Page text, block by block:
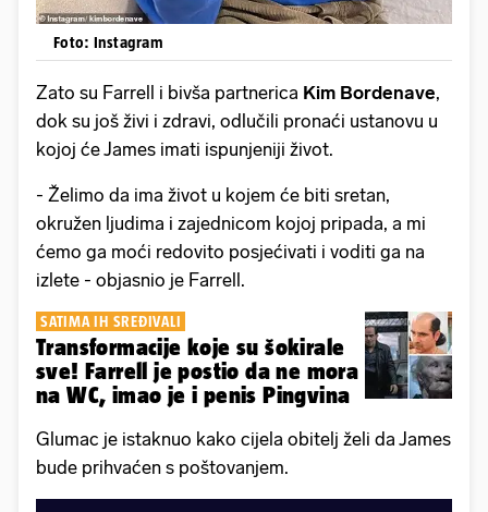
Foto: Instagram
Zato su Farrell i bivša partnerica Kim Bordenave,
dok su još živi i zdravi, odlučili pronaći ustanovu u
kojoj će James imati ispunjeniji život.
- Želimo da ima život u kojem će biti sretan,
okružen ljudima i zajednicom kojoj pripada, a mi
ćemo ga moći redovito posjećivati i voditi ga na
izlete - objasnio je Farrell.
SATIMA IH SREĐIVALI
Transformacije koje su šokirale
sve! Farrell je postio da ne mora
na WC, imao je i penis Pingvina
Glumac je istaknuo kako cijela obitelj želi da James
bude prihvaćen s poštovanjem.